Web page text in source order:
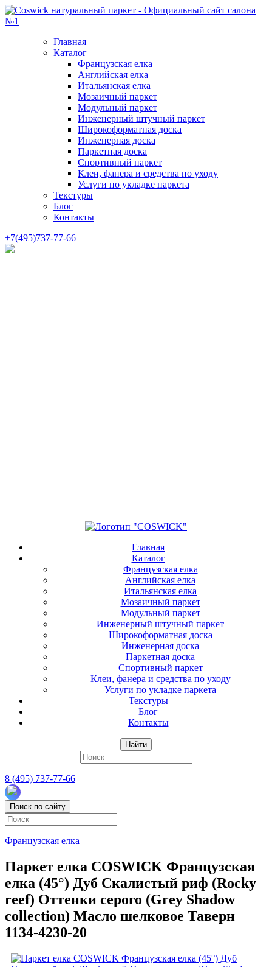
Главная
Каталог
Французская елка
Английская елка
Итальянская елка
Мозаичный паркет
Модульный паркет
Инженерный штучный паркет
Широкоформатная доска
Инженерная доска
Паркетная доска
Спортивный паркет
Клеи, фанера и средства по уходу
Услуги по укладке паркета
Текстуры
Блог
Контакты
+7(495)737-77-66
Главная
Каталог
Французская елка
Английская елка
Итальянская елка
Мозаичный паркет
Модульный паркет
Инженерный штучный паркет
Широкоформатная доска
Инженерная доска
Паркетная доска
Спортивный паркет
Клеи, фанера и средства по уходу
Услуги по укладке паркета
Текстуры
Блог
Контакты
Найти
8 (495) 737-77-66
Поиск по сайту
Французская елка
Паркет елка COSWICK Французская
елка (45°) Дуб Скалистый риф (Rocky
reef) Оттенки серого (Grеy Shadow
collection) Масло шелковое Таверн
1134-4230-20